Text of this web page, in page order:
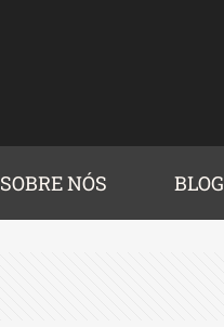
SOBRE NÓS BLOG